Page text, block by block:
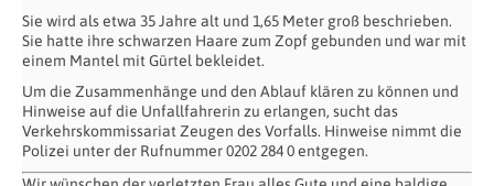
Sie wird als etwa 35 Jahre alt und 1,65 Meter groß beschrieben.
Sie hatte ihre schwarzen Haare zum Zopf gebunden und war mit
einem Mantel mit Gürtel bekleidet.
Um die Zusammenhänge und den Ablauf klären zu können und
Hinweise auf die Unfallfahrerin zu erlangen, sucht das
Verkehrskommissariat Zeugen des Vorfalls. Hinweise nimmt die
Polizei unter der Rufnummer 0202 284 0 entgegen.